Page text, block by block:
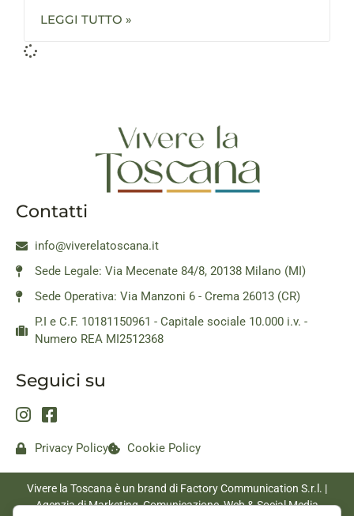
LEGGI TUTTO »
Contatti
info@viverelatoscana.it
Sede Legale: Via Mecenate 84/8, 20138 Milano (MI)
Sede Operativa: Via Manzoni 6 - Crema 26013 (CR)
P.I e C.F. 10181150961 - Capitale sociale 10.000 i.v. -
Numero REA MI2512368
Seguici su
Privacy Policy Cookie Policy
Vivere la Toscana è un brand di Factory Communication S.r.l. |
Agenzia di Marketing, Comunicazione, Web & Social Media